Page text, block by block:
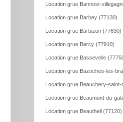
Location grue Bannost-
Location grue Barbey (77130)
Location grue Barbizon (77630)
Location grue Barcy (77910)
Location grue Bassevelle
Location grue Bazoches-les-
Location grue Beauchery-saint-
Location grue Beaumont-du-
Location grue Beautheil (77120)